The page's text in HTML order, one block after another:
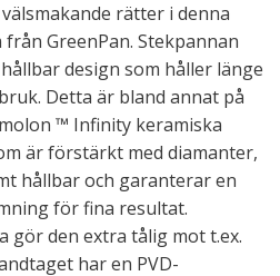
rätter i denna
GreenPan. Stekpannan
design som håller länge
Detta är bland annat på
™ Infinity keramiska
är förstärkt med diamanter,
hållbar och garanterar en
för fina resultat.
gör den extra tålig mot t.ex.
har en PVD-